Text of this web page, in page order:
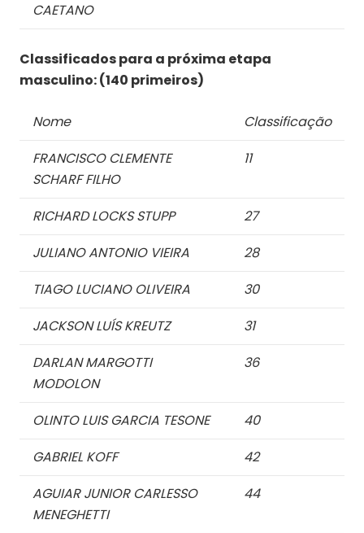
CAETANO
Classificados para a próxima etapa
masculino: (140 primeiros)
Nome
Classificação
FRANCISCO CLEMENTE
SCHARF FILHO
11
RICHARD LOCKS STUPP
27
JULIANO ANTONIO VIEIRA
28
TIAGO LUCIANO OLIVEIRA
30
JACKSON LUÍS KREUTZ
31
DARLAN MARGOTTI
MODOLON
36
OLINTO LUIS GARCIA TESONE
40
GABRIEL KOFF
42
AGUIAR JUNIOR CARLESSO
MENEGHETTI
44